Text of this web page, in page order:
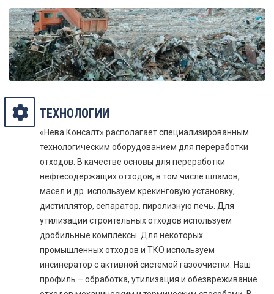
ТЕХНОЛОГИИ
«Нева Консалт» располагает специализированным
технологическим оборудованием для переработки
отходов. В качестве основы для переработки
нефтесодержащих отходов, в том числе шламов,
масел и др. используем крекинговую установку,
дистиллятор, сепаратор, пиролизную печь. Для
утилизации строительных отходов используем
дробильные комплексы. Для некоторых
промышленных отходов и ТКО используем
инсинератор с активной системой газоочистки. Наш
профиль – обработка, утилизация и обезвреживание